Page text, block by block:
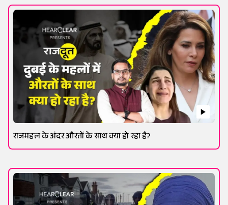
राजमहल के अंदर औरतों के साथ क्या हो रहा है?